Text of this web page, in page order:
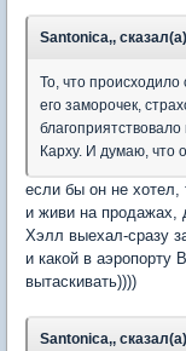
Santonica,,
То, что
его заморочек,
Карху. И думаю, что
если бы он не
и живи на продажах,
Хэлл выехал-сразу
и какой в
вытаскивать))))
Santonica,,